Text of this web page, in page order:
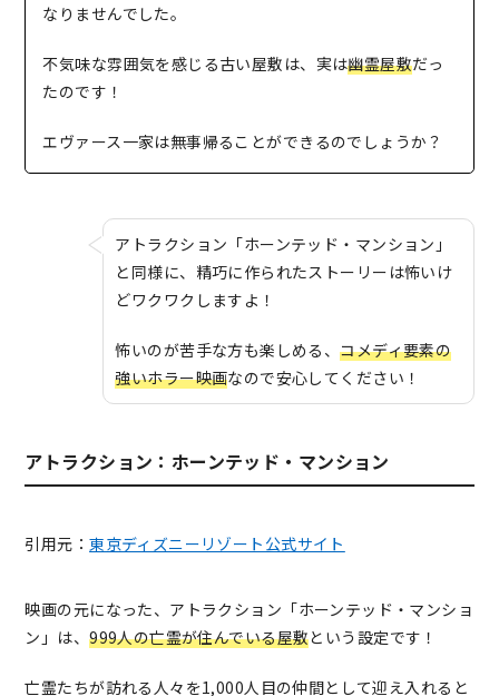
なりませんでした。
不気味な雰囲気を感じる古い屋敷は、実は幽霊屋敷だっ
たのです！
エヴァース一家は無事帰ることができるのでしょうか？
アトラクション「ホーンテッド・マンション」
と同様に、精巧に作られたストーリーは怖いけ
どワクワクしますよ！
怖いのが苦手な方も楽しめる、コメディ要素の
強いホラー映画なので安心してください！
アトラクション：ホーンテッド・マンション
引用元：東京ディズニーリゾート公式サイト
映画の元になった、アトラクション「ホーンテッド・マンショ
ン」は、999人の亡霊が住んでいる屋敷という設定です！
亡霊たちが訪れる人々を1,000人目の仲間として迎え入れると